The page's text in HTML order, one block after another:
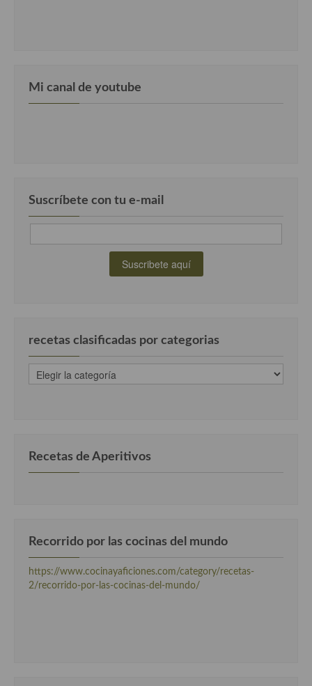
Mi canal de youtube
Suscríbete con tu e-mail
recetas clasificadas por categorias
recetas
clasificadas
Recetas de Aperitivos
Recorrido por las cocinas del mundo
https://www.cocinayaficiones.com/category/recetas-
2/recorrido-por-las-cocinas-del-mundo/